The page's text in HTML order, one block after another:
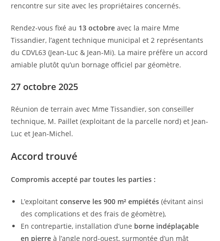
rencontre sur site avec les propriétaires concernés.
Rendez-vous fixé au 13 octobre avec la maire Mme
Tissandier, l’agent technique municipal et 2 représentants
du CDVL63 (Jean-Luc & Jean-Mi). La maire préfère un accord
amiable plutôt qu’un bornage officiel par géomètre.
27 octobre 2025
Réunion de terrain avec Mme Tissandier, son conseiller
technique, M. Paillet (exploitant de la parcelle nord) et Jean-
Luc et Jean-Michel.
Accord trouvé
Compromis accepté par toutes les parties :
L’exploitantconserve les 900 m² empiétés (évitant ainsi
des complications et des frais de géomètre),
En contrepartie, installation d’une borne indéplaçable
en pierre à l’angle nord-ouest, surmontée d’un mât